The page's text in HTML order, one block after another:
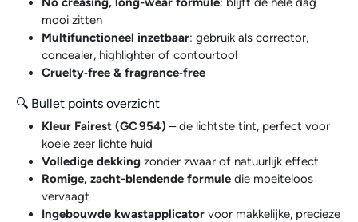
mooi zitten
Multifunctioneel inzetbaar: gebruik als corrector,
concealer, highlighter of contourtool
Cruelty‑free & fragrance‑free
🔍 Bullet points overzicht
Kleur Fairest (GC 954) – de lichtste tint, perfect voor
koele zeer lichte huid
Volledige dekking zonder zwaar of natuurlijk effect
Romige, zacht-blendende formule die moeiteloos
vervaagt
Ingebouwde kwastapplicator voor makkelijke, precieze